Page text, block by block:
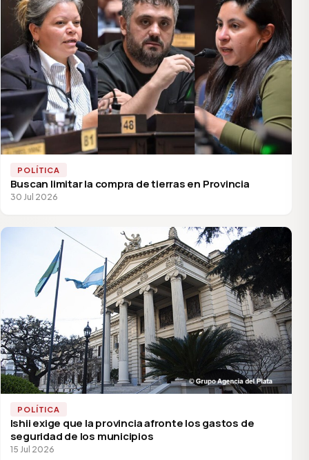
POLÍTICA
Buscan limitar la compra de tierras en Provincia
30 Jul 2026
POLÍTICA
Ishii exige que la provincia afronte los gastos de
seguridad de los municipios
15 Jul 2026